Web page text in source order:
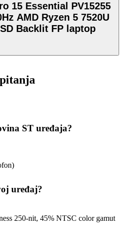
15 Essential PV15255
AMD Ryzen 5 7520U
Backlit FP laptop
250-nit, 45% NTSC color gamut
ST uređaja?
uređaj?